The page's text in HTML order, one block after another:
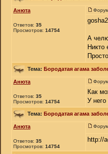
Анюта
Ответов: 35
Просмотров: 14754
А
Никто
Тема: Бородатая агама
Анюта
Ответов: 35
Просмотров: 14754
Как
У
Тема: Бородатая агама
Анюта
Ответов: 35
Просмотров: 14754
http://